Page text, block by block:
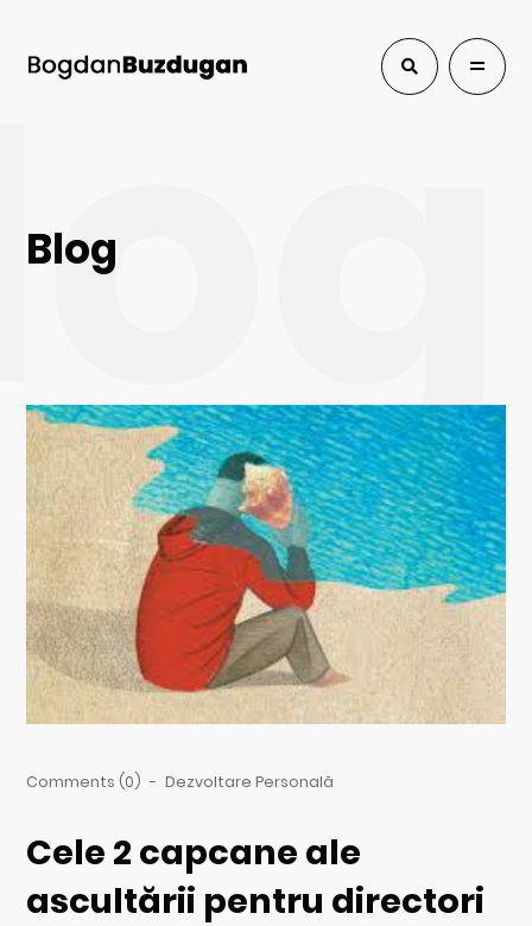
Blog
Comments (0) - Dezvoltare Personală
Cele 2 capcane ale
ascultării pentru directori